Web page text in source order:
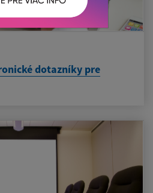
dotazníky pre